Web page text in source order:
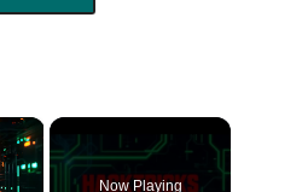
×
Now Playing